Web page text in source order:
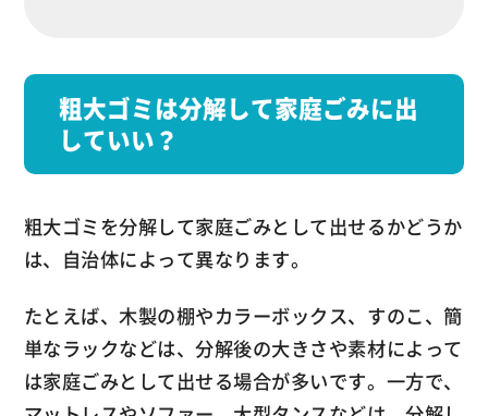
粗大ゴミは分解して家庭ごみに出
していい？
粗大ゴミを分解して家庭ごみとして出せるかどうか
は、自治体によって異なります。
たとえば、木製の棚やカラーボックス、すのこ、簡
単なラックなどは、分解後の大きさや素材によって
は家庭ごみとして出せる場合が多いです。一方で、